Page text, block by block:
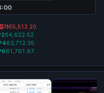
가65,513.20
64,622.52
63,712.35
61,761.97